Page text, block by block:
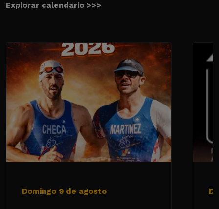
Explorar calendario >>>
Domingo 9 de agosto